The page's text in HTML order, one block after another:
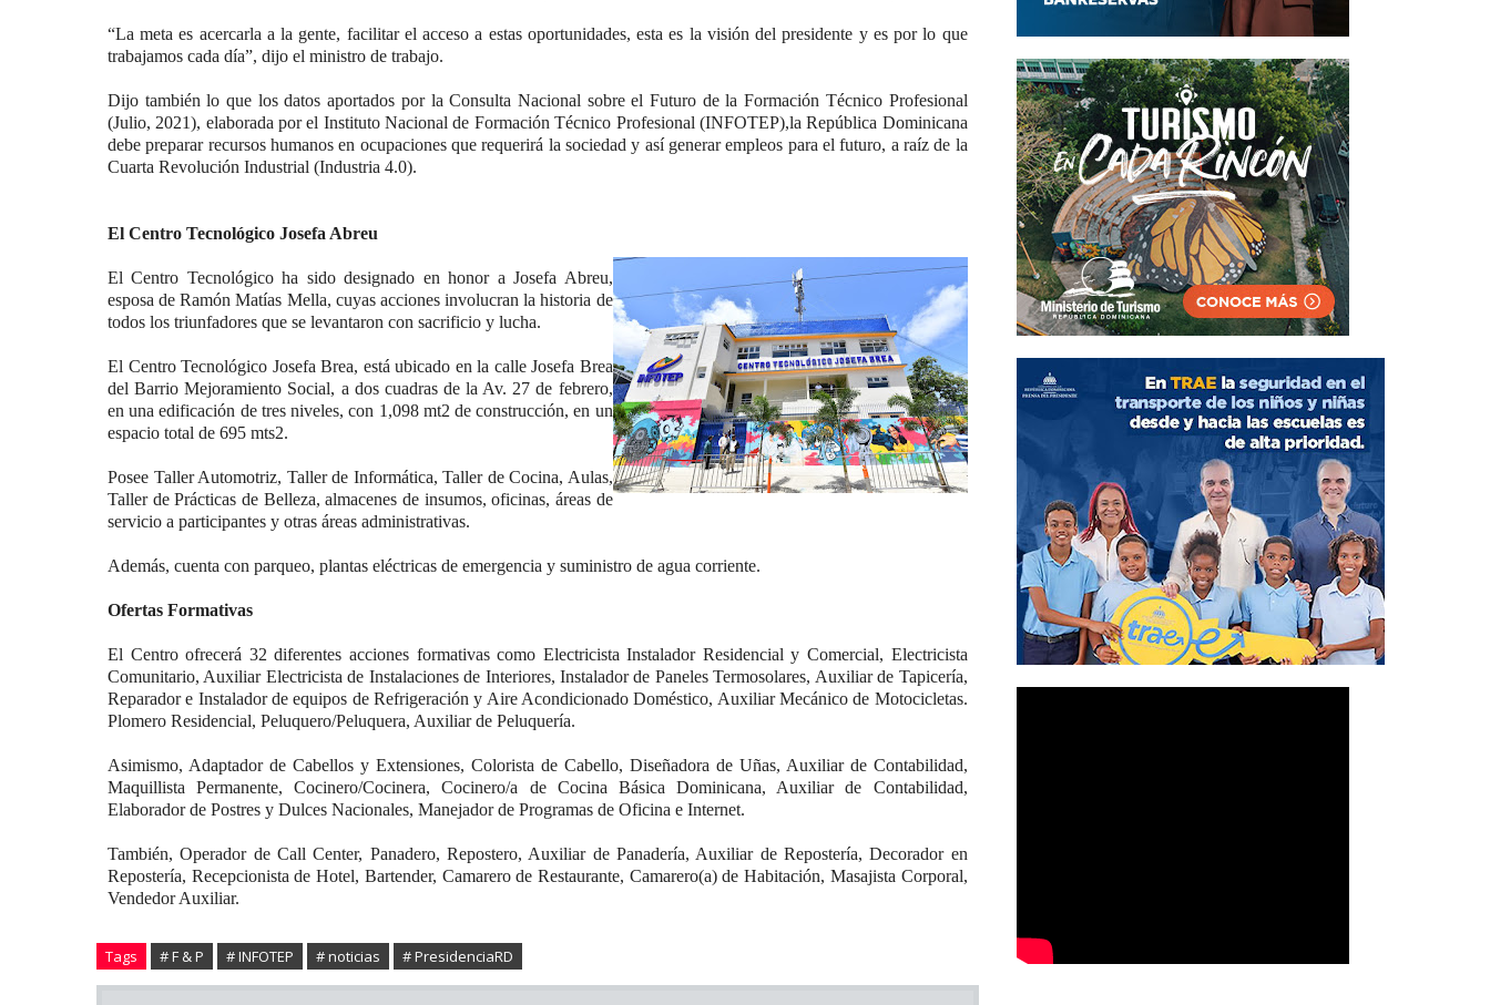
“La meta es acercarla a la gente, facilitar el acceso a estas oportunidades, esta es la visión del presidente y es por lo que
trabajamos cada día”, dijo el ministro de trabajo.
Dijo también lo que los datos aportados por la Consulta Nacional sobre el Futuro de la Formación Técnico Profesional
(Julio, 2021), elaborada por el Instituto Nacional de Formación Técnico Profesional (INFOTEP),la República Dominicana
debe preparar recursos humanos en ocupaciones que requerirá la sociedad y así generar empleos para el futuro, a raíz de la
Cuarta Revolución Industrial (Industria 4.0).
El Centro Tecnológico Josefa Abreu
El Centro Tecnológico ha sido designado en honor a Josefa Abreu,
esposa de Ramón Matías Mella, cuyas acciones involucran la historia de
todos los triunfadores que se levantaron con sacrificio y lucha.
El Centro Tecnológico Josefa Brea, está ubicado en la calle Josefa Brea
del Barrio Mejoramiento Social, a dos cuadras de la Av. 27 de febrero,
en una edificación de tres niveles, con 1,098 mt2 de construcción, en un
espacio total de 695 mts2.
Posee Taller Automotriz, Taller de Informática, Taller de Cocina, Aulas,
Taller de Prácticas de Belleza, almacenes de insumos, oficinas, áreas de
servicio a participantes y otras áreas administrativas.
Además, cuenta con parqueo, plantas eléctricas de emergencia y suministro de agua corriente.
Ofertas Formativas
El Centro ofrecerá 32 diferentes acciones formativas como Electricista Instalador Residencial y Comercial, Electricista
Comunitario, Auxiliar Electricista de Instalaciones de Interiores, Instalador de Paneles Termosolares, Auxiliar de Tapicería,
Reparador e Instalador de equipos de Refrigeración y Aire Acondicionado Doméstico, Auxiliar Mecánico de Motocicletas.
Plomero Residencial, Peluquero/Peluquera, Auxiliar de Peluquería.
Asimismo, Adaptador de Cabellos y Extensiones, Colorista de Cabello, Diseñadora de Uñas, Auxiliar de Contabilidad,
Maquillista Permanente, Cocinero/Cocinera, Cocinero/a de Cocina Básica Dominicana, Auxiliar de Contabilidad,
Elaborador de Postres y Dulces Nacionales, Manejador de Programas de Oficina e Internet.
También, Operador de Call Center, Panadero, Repostero, Auxiliar de Panadería, Auxiliar de Repostería, Decorador en
Repostería, Recepcionista de Hotel, Bartender, Camarero de Restaurante, Camarero(a) de Habitación, Masajista Corporal,
Vendedor Auxiliar.
Tags # F & P # INFOTEP # noticias # PresidenciaRD